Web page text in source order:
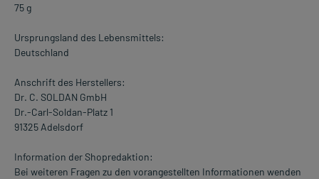
75 g
Ursprungsland des Lebensmittels:
Deutschland
Anschrift des Herstellers:
Dr. C. SOLDAN GmbH
Dr.-Carl-Soldan-Platz 1
91325 Adelsdorf
Information der Shopredaktion:
Bei weiteren Fragen zu den vorangestellten Informationen wenden